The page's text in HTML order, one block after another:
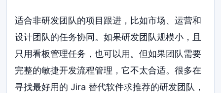
适合非研发团队的项目跟进，比如市场、运营和
设计团队的任务协同。如果研发团队规模小，且
只用看板管理任务，也可以用。但如果团队需要
完整的敏捷开发流程管理，它不太合适。很多在
寻找最好用的 Jira 替代软件求推荐的研发团队，